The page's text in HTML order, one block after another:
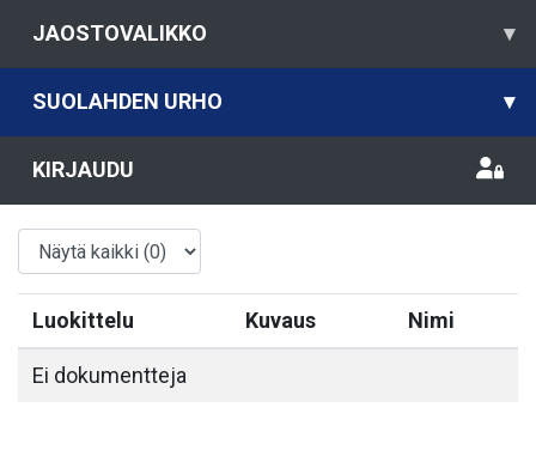
JAOSTOVALIKKO ▾
SUOLAHDEN URHO ▾
KIRJAUDU
Luokittelu Kuvaus Nimi
Ei dokumentteja